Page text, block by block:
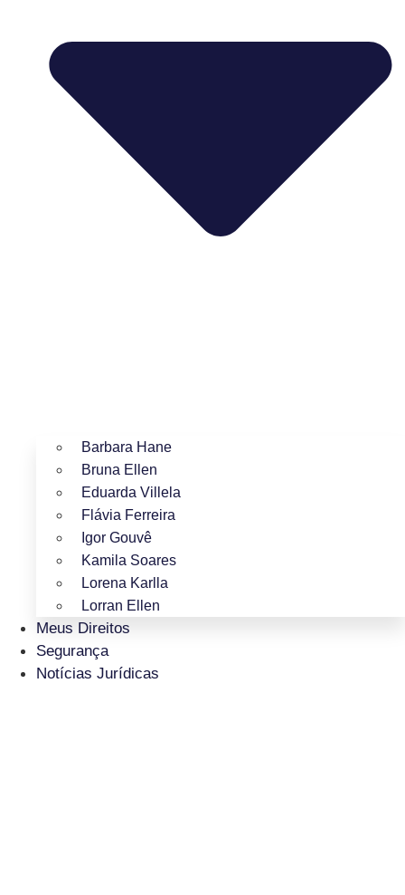
Barbara Hane
Bruna Ellen
Eduarda Villela
Flávia Ferreira
Igor Gouvê
Kamila Soares
Lorena Karlla
Lorran Ellen
Meus Direitos
Segurança
Notícias Jurídicas